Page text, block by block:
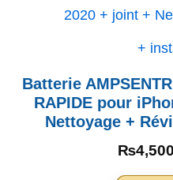
Batterie
RAPIDE pour
Nettoyage +
₨4,500